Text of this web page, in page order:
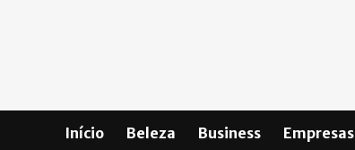
Início Beleza Business Empresas